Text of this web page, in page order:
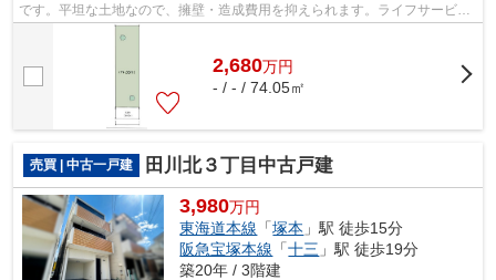
です。平坦な土地なので、擁壁・造成費用を抑えられます。ライフサービス
がオススメする大阪市淀川区で土地を探...
2,680万円
- / - / 74.05㎡
売買 | 中古一戸建 田川北３丁目中古戸建
3,980万円
東海道本線 「塚本 」駅 徒歩15分
阪急宝塚本線 「十三 」駅 徒歩19分
築20年 / 3階建